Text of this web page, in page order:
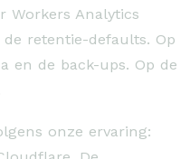
Workers Analytics
retentie-defaults. Op
en de back-ups. Op de
onze ervaring: